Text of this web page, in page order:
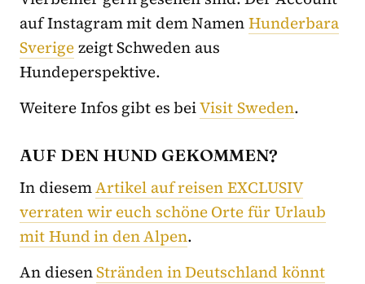
auf Instagram mit dem NamenHunderbara
Sverigezeigt Schweden aus
Hundeperspektive.
Weitere Infos gibt es beiVisit Sweden.
AUF DEN HUND GEKOMMEN?
In diesemArtikel auf reisen EXCLUSIV
verraten wir euch schöne Orte für Urlaub
mit Hund in den Alpen.
An diesenStränden in Deutschland könnt